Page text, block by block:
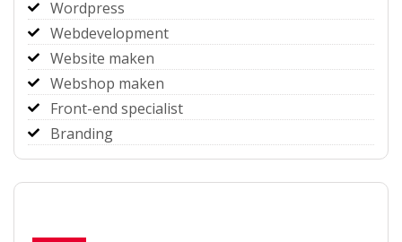
Wordpress
Webdevelopment
Website maken
Webshop maken
Front-end specialist
Branding